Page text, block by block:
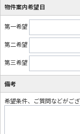
物件案内希望日
第一希望
第二希望
第三希望
備考
希望条件、ご質問などがご